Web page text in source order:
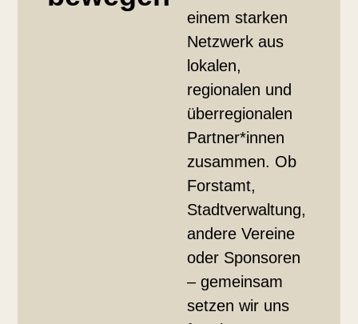
einem starken
Netzwerk aus
lokalen,
regionalen und
überregionalen
Partner*innen
zusammen. Ob
Forstamt,
Stadtverwaltung,
andere Vereine
oder Sponsoren
– gemeinsam
setzen wir uns